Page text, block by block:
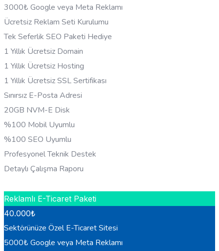
3000₺ Google veya Meta Reklamı
Ücretsiz Reklam Seti Kurulumu
Tek Seferlik SEO Paketi Hediye
1 Yıllık Ücretsiz Domain
1 Yıllık Ücretsiz Hosting
1 Yıllık Ücretsiz SSL Sertifikası
Sınırsız E-Posta Adresi
20GB NVM-E Disk
%100 Mobil Uyumlu
%100 SEO Uyumlu
Profesyonel Teknik Destek
Detaylı Çalışma Raporu
Reklamlı E-Ticaret Paketi
40.000₺
Sektörünüze Özel E-Ticaret Sitesi
5000₺ Google veya Meta Reklamı